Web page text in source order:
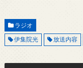
ラジオ
伊集院光
放送内容